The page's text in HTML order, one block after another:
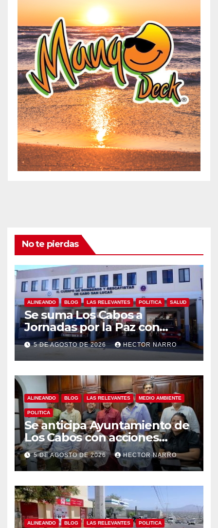
No te pierdas
ALINEANDO BLOG LAS RELEVANTES POLITICA SALUD
Se suma Los Cabos a
Jornadas por la Paz con
capacitación en primeros
auxilios para jóvenes
5 DE AGOSTO DE 2026 HECTOR NARRO
ALINEANDO BLOG LAS RELEVANTES MEDIO AMBIENTE
POLITICA
Se anticipa Ayuntamiento de
Los Cabos con acciones
preventivas ante lluvias en el
centro histórico
5 DE AGOSTO DE 2026 HECTOR NARRO
ALINEANDO BLOG LAS RELEVANTES POLITICA